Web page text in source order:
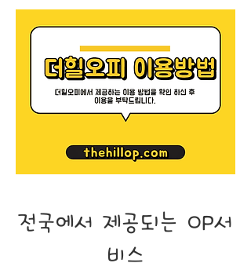
전국에서 제공되는 OP서
비스